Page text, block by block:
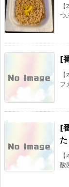
つ
[
フ
[
た
酸